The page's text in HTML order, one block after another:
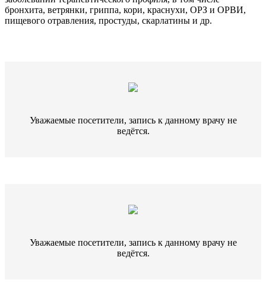
бронхита, ветрянки, гриппа, кори, краснухи, ОРЗ и ОРВИ,
пищевого отравления, простуды, скарлатины и др.
Уважаемые посетители, запись к данному врачу не
ведётся.
Уважаемые посетители, запись к данному врачу не
ведётся.